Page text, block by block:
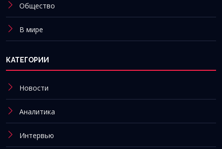
Общество
В мире
КАТЕГОРИИ
Новости
Аналитика
Интервью